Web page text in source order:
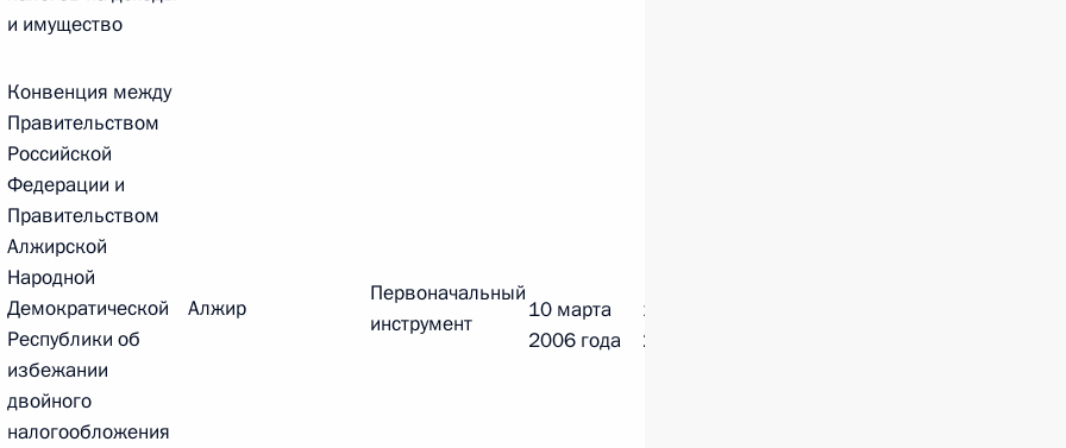
г. № 251-ФЗ
г. № 264-ФЗ
закона «Об актах гражданского состояния»
13 статьи 3 Федерального закона «О внесении
состояния“
и имущество
Конвенция между
Правительством
Российской
Федерации и
Правительством
Алжирской
Народной
Демократической
Республики об
избежании
двойного
налогообложения
Алжир
Первоначальный
инструмент
10 марта
2006 года
18 декабря
2008 года